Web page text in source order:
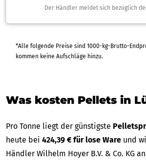
Der Händler meldet sich bezüglich
*Alle folgende Preise sind 1000-kg-Brutto-Endpreise inkl.
kommen keine Aufschläge hinzu.
Was kosten Pellets in
Pro Tonne liegt der günstigste
heute bei 424,39 € für lose Ware und
Händler Wilhelm Hoyer B.V. & Co. KG